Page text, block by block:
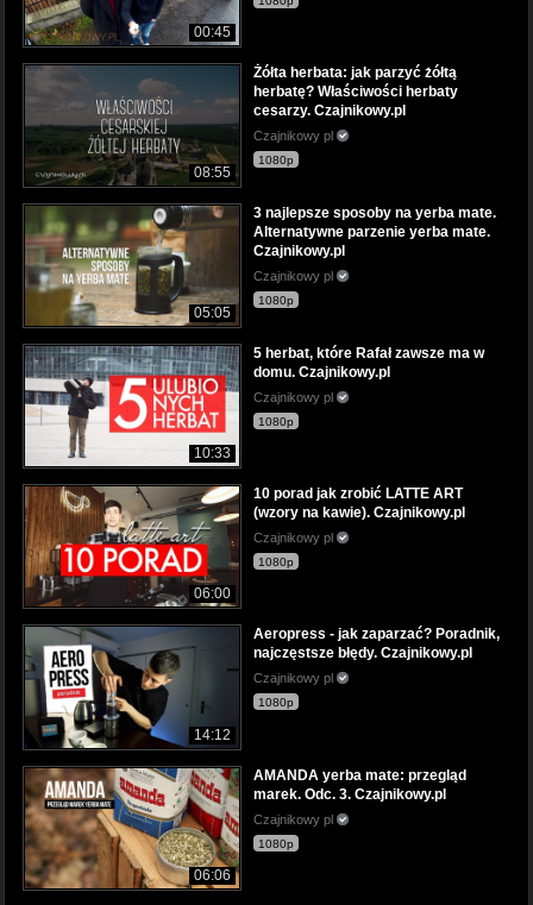
00:45
08:55
Żółta herbata: jak parzyć żółtą
herbatę? Właściwości herbaty
cesarzy. Czajnikowy.pl
Czajnikowy pl
1080p
05:05
3 najlepsze sposoby na yerba mate.
Alternatywne parzenie yerba mate.
Czajnikowy.pl
Czajnikowy pl
1080p
10:33
5 herbat, które Rafał zawsze ma w
domu. Czajnikowy.pl
Czajnikowy pl
1080p
06:00
10 porad jak zrobić LATTE ART
(wzory na kawie). Czajnikowy.pl
Czajnikowy pl
1080p
14:12
Aeropress - jak zaparzać? Poradnik,
najczęstsze błędy. Czajnikowy.pl
Czajnikowy pl
1080p
06:06
AMANDA yerba mate: przegląd
marek. Odc. 3. Czajnikowy.pl
Czajnikowy pl
1080p